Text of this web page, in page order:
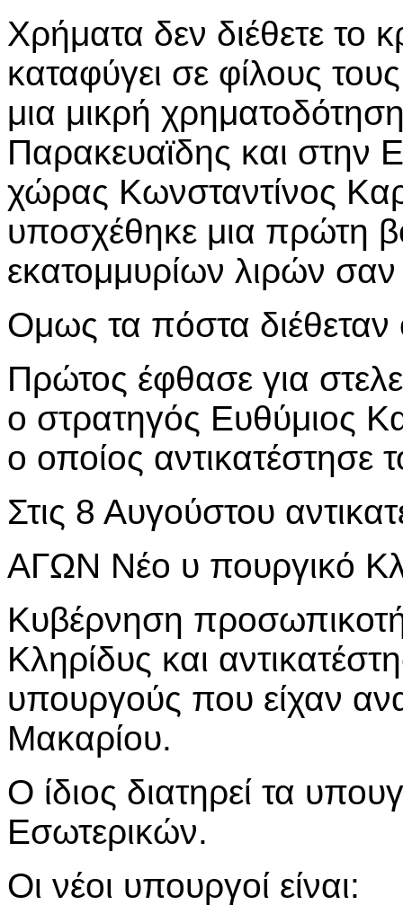
Χρήματα δεν διέθετε το
καταφύγει σε φίλους
μια μικρή
Παρακευαϊδης και
χώρας Κωνσταντίνος
υποσχέθηκε μια πρώτη
εκατομμυρίων λιρών
Ομως τα πόστα διέθεταν
Πρώτος έφθασε για
ο στρατηγός Ευθύμιος
ο οποίος αντικατέστησε
Στις 8 Αυγούστου
ΑΓΩΝ Νέο υ πουργικό
Κυβέρνηση
Κληρίδυς και
υπουργούς που είχαν
Μακαρίου.
Ο ίδιος διατηρεί τα
Εσωτερικών.
Οι νέοι υπουργοί είναι: